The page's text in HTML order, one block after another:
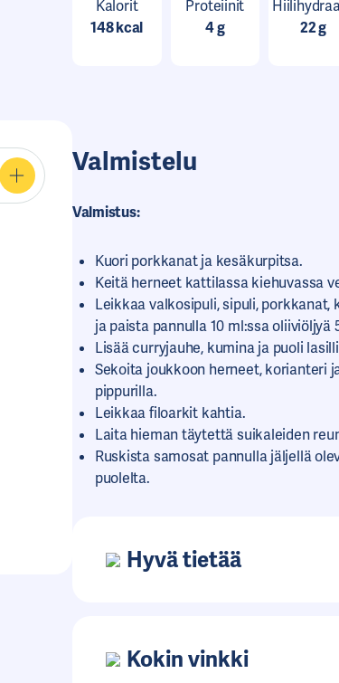
Kalorit
148 kcal
Proteiinit
4 g
22 g
Valmistelu
Valmistus:
Kuori porkkanat ja kesäkurpitsa.
Keitä herneet kattilassa kiehuvassa
Leikkaa valkosipuli, sipuli,
ja paista pannulla 10 ml:ssa oliiviöljyä
Lisää curryjauhe, kumina ja puoli
Sekoita joukkoon herneet, korianteri
pippurilla.
Leikkaa filoarkit kahtia.
Laita hieman täytettä suikaleiden
Ruskista samosat pannulla jäljellä
puolelta.
Hyvä tietää
Kokin vinkki